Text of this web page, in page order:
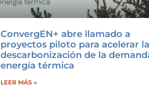
ConvergEN+ abre llamado a
proyectos piloto para acelerar la
descarbonización de la
energía térmica
LEER MÁS »